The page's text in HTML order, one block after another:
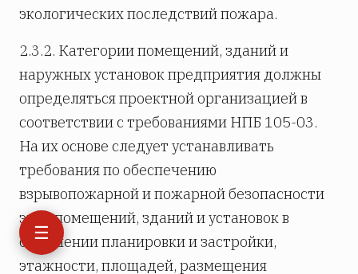
☰
экологических последствий пожара.
2.3.2. Категории помещений, зданий и
наружных установок предприятия должны
определяться проектной организацией в
соответствии с требованиями НПБ 105-03.
На их основе следует устанавливать
требования по обеспечению
взрывопожарной и пожарной безопасности
этих помещений, зданий и установок в
отношении планировки и застройки,
этажности, площадей, размещения